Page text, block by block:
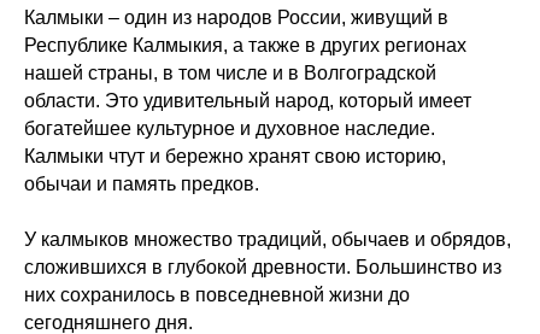
Калмыки – один из народов России, живущий в
Республике Калмыкия, а также в других регионах
нашей страны, в том числе и в Волгоградской
области. Это удивительный народ, который имеет
богатейшее культурное и духовное наследие.
Калмыки чтут и бережно хранят свою историю,
обычаи и память предков.
У калмыков множество традиций, обычаев и обрядов,
сложившихся в глубокой древности. Большинство из
них сохранилось в повседневной жизни до
сегодняшнего дня.